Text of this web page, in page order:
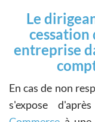
Le
cessation
entreprise
En cas de non
s'expose